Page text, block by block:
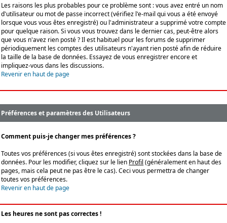
Les raisons les plus probables pour ce problème sont : vous avez entré un nom
d'utilisateur ou mot de passe incorrect (vérifiez l'e-mail qui vous a été envoyé
lorsque vous vous êtes enregistré) ou l'administrateur a supprimé votre compte
pour quelque raison. Si vous vous trouvez dans le dernier cas, peut-être alors
que vous n'avez rien posté ? Il est habituel pour les forums de supprimer
périodiquement les comptes des utilisateurs n'ayant rien posté afin de réduire
la taille de la base de données. Essayez de vous enregistrer encore et
impliquez-vous dans les discussions.
Revenir en haut de page
Préférences et paramètres des Utilisateurs
Comment puis-je changer mes préférences ?
Toutes vos préférences (si vous êtes enregistré) sont stockées dans la base de
données. Pour les modifier, cliquez sur le lien Profil (généralement en haut des
pages, mais cela peut ne pas être le cas). Ceci vous permettra de changer
toutes vos préférences.
Revenir en haut de page
Les heures ne sont pas correctes !